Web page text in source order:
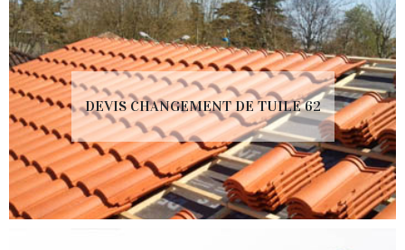
DEVIS CHANGEMENT DE TUILE 62